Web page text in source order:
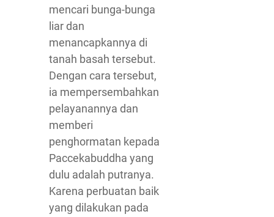
mencari bunga-bunga
liar dan
menancapkannya di
tanah basah tersebut.
Dengan cara tersebut,
ia mempersembahkan
pelayanannya dan
memberi
penghormatan kepada
Paccekabuddha yang
dulu adalah putranya.
Karena perbuatan baik
yang dilakukan pada